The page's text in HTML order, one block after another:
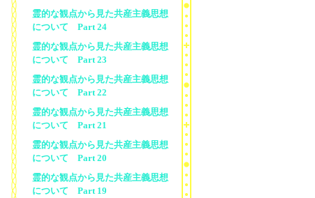
霊的な観点から見た共産主義思想
について Part 24
霊的な観点から見た共産主義思想
について Part 23
霊的な観点から見た共産主義思想
について Part 22
霊的な観点から見た共産主義思想
について Part 21
霊的な観点から見た共産主義思想
について Part 20
霊的な観点から見た共産主義思想
について Part 19